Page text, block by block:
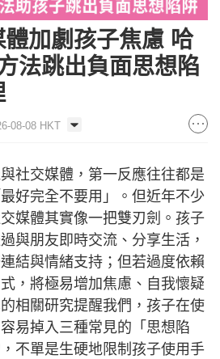
加劇孩子焦慮 哈
法跳出負面思想陷
08-08 HKT
社交媒體，第一反應往往都是
最好完全不要用」。但近年不少
媒體其實像一把雙刃劍。孩子
與朋友即時交流、分享生活，
結與情緒支持；但若過度依賴
，將極易增加焦慮、自我懷疑
相關研究提醒我們，孩子在使
易掉入三種常見的「思想陷
不單是生硬地限制孩子使用手